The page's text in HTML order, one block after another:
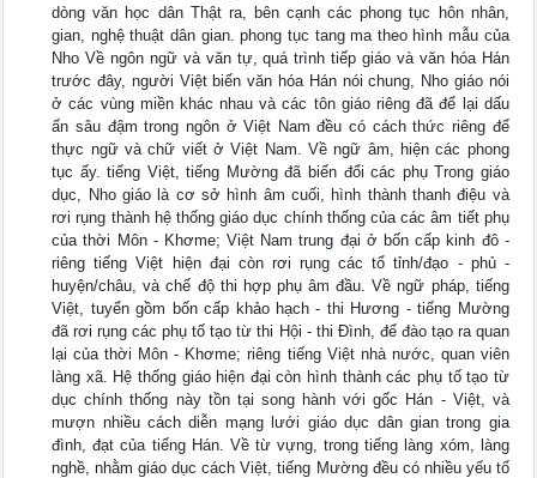
dòng văn học dân Thật ra, bên cạnh các phong tục hôn nhân,
gian, nghệ thuật dân gian. phong tục tang ma theo hình mẫu của
Nho Về ngôn ngữ và văn tự, quá trình tiếp giáo và văn hóa Hán
trước đây, người Việt biến văn hóa Hán nói chung, Nho giáo nói
ở các vùng miền khác nhau và các tôn giáo riêng đã để lại dấu
ấn sâu đậm trong ngôn ở Việt Nam đều có cách thức riêng để
thực ngữ và chữ viết ở Việt Nam. Về ngữ âm, hiện các phong
tục ấy. tiếng Việt, tiếng Mường đã biến đổi các phụ Trong giáo
dục, Nho giáo là cơ sở hình âm cuối, hình thành thanh điệu và
rơi rụng thành hệ thống giáo dục chính thống của các âm tiết phụ
của thời Môn - Khơme; Việt Nam trung đại ở bốn cấp kinh đô -
riêng tiếng Việt hiện đại còn rơi rụng các tổ tỉnh/đạo - phủ -
huyện/châu, và chế độ thi hợp phụ âm đầu. Về ngữ pháp, tiếng
Việt, tuyển gồm bốn cấp khảo hạch - thi Hương - tiếng Mường
đã rơi rụng các phụ tố tạo từ thi Hội - thi Đình, để đào tạo ra quan
lại của thời Môn - Khơme; riêng tiếng Việt nhà nước, quan viên
làng xã. Hệ thống giáo hiện đại còn hình thành các phụ tố tạo từ
dục chính thống này tồn tại song hành với gốc Hán - Việt, và
mượn nhiều cách diễn mạng lưới giáo dục dân gian trong gia
đình, đạt của tiếng Hán. Về từ vựng, trong tiếng làng xóm, làng
nghề, nhằm giáo dục cách Việt, tiếng Mường đều có nhiều yếu tố